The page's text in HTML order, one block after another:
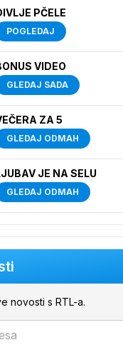
PČELE
POGLEDAJ
VIDEO
GLEDAJ SADA
ZA 5
GLEDAJ ODMAH
JE NA SELU
GLEDAJ ODMAH
novosti s RTL-a.